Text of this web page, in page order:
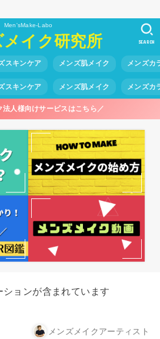
Men'sMake-Labo
メイク研究所
スキンケア メンズ肌メイク メンズカ
スキンケア メンズ肌メイク メンズカ
SEARCH
法人様向けサービスはこちら／
ョンが含まれています
メンズメイクアーティスト